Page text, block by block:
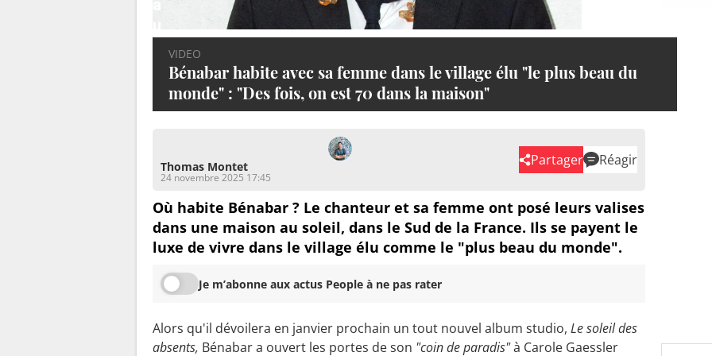
u
o
e
:
"
D
f
VIDEO
Bénabar habite avec sa femme dans le village élu "le plus beau du
monde" : "Des fois, on est 70 dans la maison"
Thomas Montet
24 novembre 2025 17:45
Partager Réagir
Où habite Bénabar ? Le chanteur et sa femme ont posé leurs valises
dans une maison au soleil, dans le Sud de la France. Ils se payent le
luxe de vivre dans le village élu comme le "plus beau du monde".
Je m’abonne aux actus People à ne pas rater
Alors qu'il dévoilera en janvier prochain un tout nouvel album studio, Le soleil des
absents, Bénabar a ouvert les portes de son "coin de paradis"à Carole Gaessler